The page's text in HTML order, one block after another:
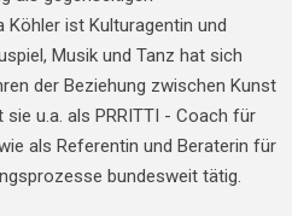
ist Kulturagentin und
Musik und Tanz hat sich
der Beziehung zwischen Kunst
u.a. als PRRITTI - Coach für
als Referentin und Beraterin für
bundesweit tätig.